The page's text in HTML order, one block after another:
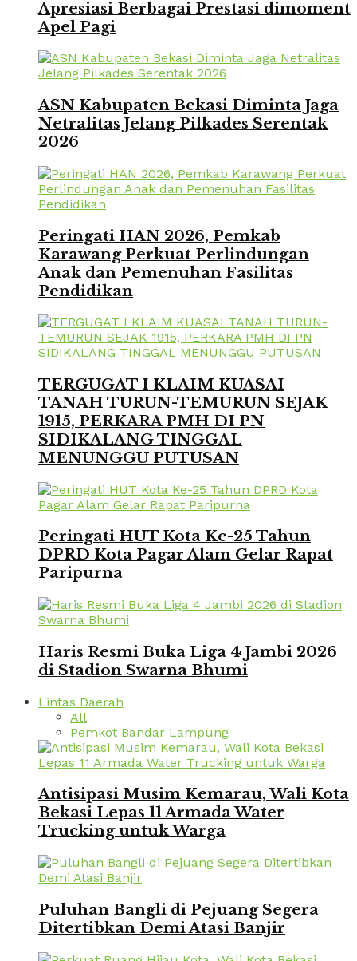
Apresiasi Berbagai Prestasi dimoment
Apel Pagi
ASN Kabupaten Bekasi Diminta Jaga
Netralitas Jelang Pilkades Serentak
2026
Peringati HAN 2026, Pemkab
Karawang Perkuat Perlindungan
Anak dan Pemenuhan Fasilitas
Pendidikan
TERGUGAT I KLAIM KUASAI
TANAH TURUN-TEMURUN SEJAK
1915, PERKARA PMH DI PN
SIDIKALANG TINGGAL
MENUNGGU PUTUSAN
Peringati HUT Kota Ke-25 Tahun
DPRD Kota Pagar Alam Gelar Rapat
Paripurna
Haris Resmi Buka Liga 4 Jambi 2026
di Stadion Swarna Bhumi
Lintas Daerah
All
Pemkot Bandar Lampung
Antisipasi Musim Kemarau, Wali Kota
Bekasi Lepas 11 Armada Water
Trucking untuk Warga
Puluhan Bangli di Pejuang Segera
Ditertibkan Demi Atasi Banjir